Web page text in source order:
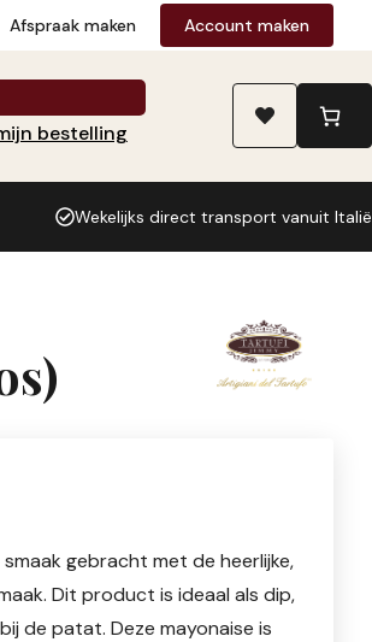
Afspraak maken Account maken
bestelling
Wekelijks direct transport vanuit Italië
gebracht met de heerlijke,
Dit product is ideaal als dip,
de patat. Deze mayonaise is